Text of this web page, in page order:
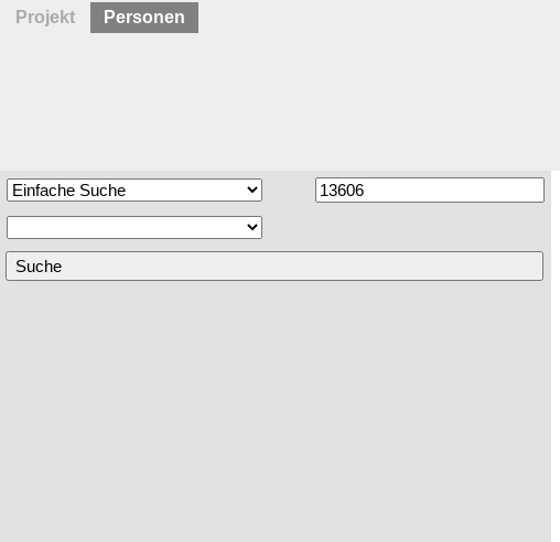
Projekt Personen